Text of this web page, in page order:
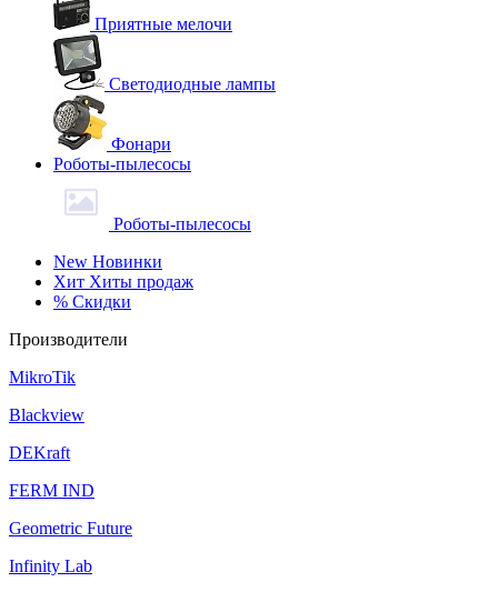
Приятные мелочи
Светодиодные лампы
Фонари
Роботы-пылесосы
Роботы-пылесосы
New Новинки
Хит Хиты продаж
% Скидки
Производители
MikroTik
Blackview
DEKraft
FERM IND
Geometric Future
Infinity Lab